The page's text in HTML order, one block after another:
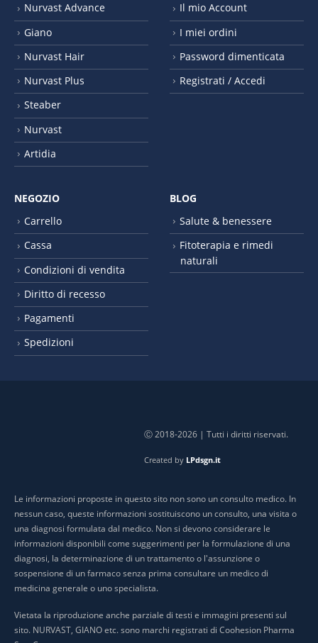
Nurvast Advance
Giano
Nurvast Hair
Nurvast Plus
Steaber
Nurvast
Artidia
Il mio Account
I miei ordini
Password dimenticata
Registrati / Accedi
NEGOZIO
Carrello
Cassa
Condizioni di vendita
Diritto di recesso
Pagamenti
Spedizioni
BLOG
Salute & benessere
Fitoterapia e rimedi
naturali
Ⓒ 2018-2026 | Tutti i diritti riservati.
Created by LPdsgn.it
Le informazioni proposte in questo sito non sono un consulto medico. In
nessun caso, queste informazioni sostituiscono un consulto, una visita o
una diagnosi formulata dal medico. Non si devono considerare le
informazioni disponibili come suggerimenti per la formulazione di una
diagnosi, la determinazione di un trattamento o l'assunzione o
sospensione di un farmaco senza prima consultare un medico di
medicina generale o uno specialista.
Vietata la riproduzione anche parziale di testi e immagini presenti sul
sito. NURVAST, GIANO etc. sono marchi registrati di Coohesion Pharma